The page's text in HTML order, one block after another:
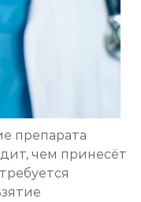
препарата
чем принесёт